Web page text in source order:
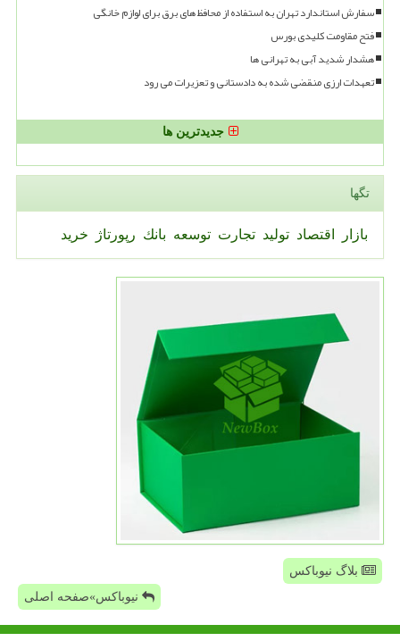
سفارش استاندارد تهران به استفاده از محافظ های برق برای لوازم خانگی
فتح مقاومت کلیدی بورس
هشدار شدید آبی به تهرانی ها
تعهدات ارزی منقضی شده به دادستانی و تعزیرات می رود
جدیدترین ها
تگها
بازار اقتصاد تولید تجارت توسعه بانك رپورتاژ خرید
بلاگ نیوباکس
نیوباکس»صفحه اصلی